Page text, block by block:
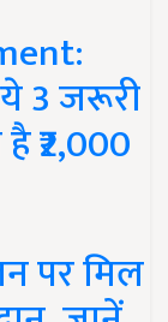
3 जरूरी
₹2,000
पर मिल